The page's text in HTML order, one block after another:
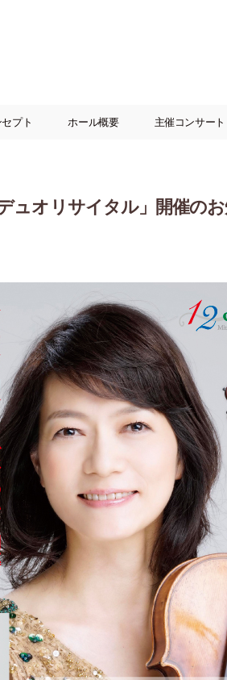
セプト ホール概要 主催コンサート
ュオリサイタル」開催の